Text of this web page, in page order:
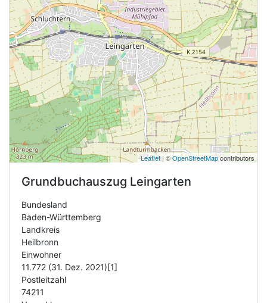
Leaflet| ©OpenStreetMapcontributors
Grundbuchauszug Leingarten
Bundesland
Baden-Württemberg
Landkreis
Heilbronn
Einwohner
11.772 (31. Dez. 2021)[1]
Postleitzahl
74211